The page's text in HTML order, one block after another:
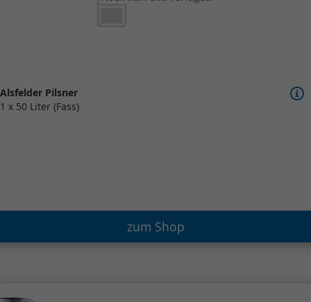
Alsfelder Pilsner
1 x 50 Liter (Fass)
zum Shop